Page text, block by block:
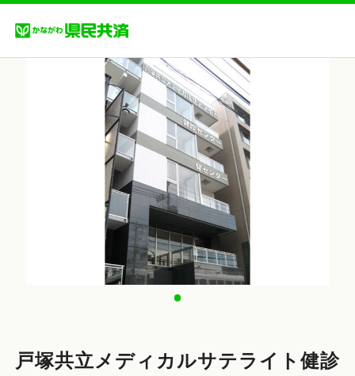
戸塚共立メディカルサテライト健診